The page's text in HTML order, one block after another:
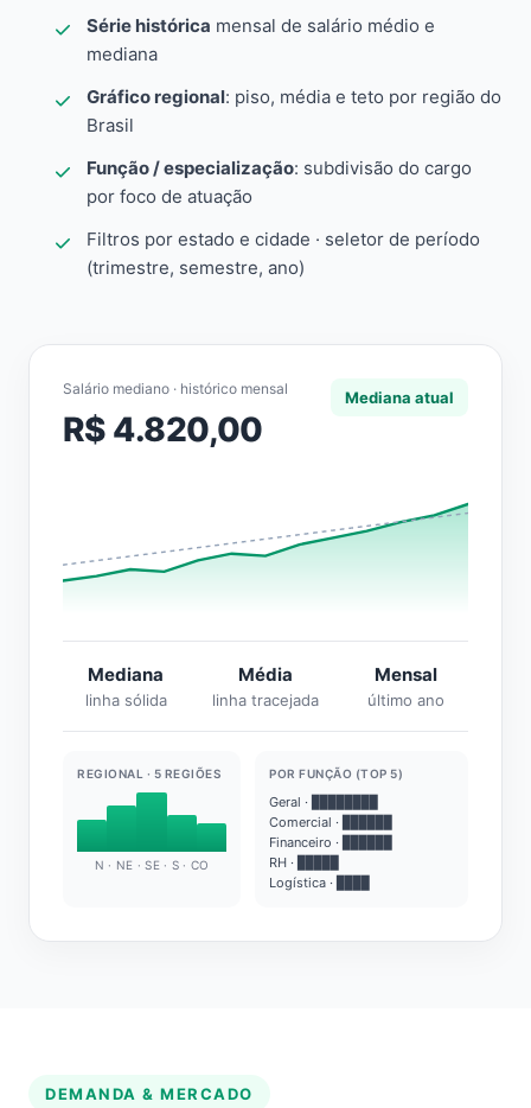
Série histórica mensal de salário médio e
mediana
Gráfico regional: piso, média e teto por região do
Brasil
Função / especialização: subdivisão do cargo
por foco de atuação
Filtros por estado e cidade · seletor de período
(trimestre, semestre, ano)
Salário mediano · histórico mensal
R$ 4.820,00
Mediana atual
Mediana
linha sólida
Média
linha tracejada
Mensal
último ano
REGIONAL · 5 REGIÕES
N · NE · SE · S · CO
POR FUNÇÃO (TOP 5)
Geral · ████████
Comercial · ██████
Financeiro · ██████
RH · █████
Logística · ████
DEMANDA & MERCADO